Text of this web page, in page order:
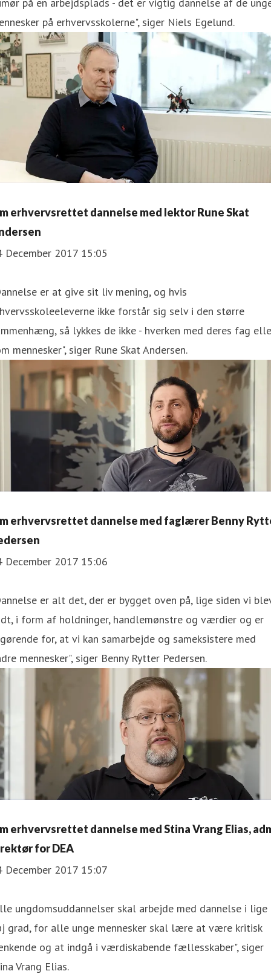
på erhvervsskolerne", siger Niels Egelund.
erhvervsrettet dannelse med lektor Rune Skat
December 2017 15:05
er at give sit liv mening, og hvis
ikke forstår sig selv i den større
så lykkes de ikke - hverken med deres fag
mennesker", siger Rune Skat Andersen.
erhvervsrettet dannelse med faglærer Benny
December 2017 15:06
er alt det, der er bygget oven på, lige siden vi
i form af holdninger, handlemønstre og værdier og er
for, at vi kan samarbejde og sameksistere med
mennesker", siger Benny Rytter Pedersen.
erhvervsrettet dannelse med Stina Vrang Elias,
for DEA
December 2017 15:07
ungdomsuddannelser skal arbejde med dannelse i lige
grad, for alle unge mennesker skal lære at være kritisk
og at indgå i værdiskabende fællesskaber", siger
Vrang Elias.